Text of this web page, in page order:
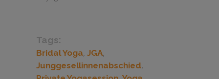
Tags:
Bridal Yoga, JGA,
Junggesellinnenabschied,